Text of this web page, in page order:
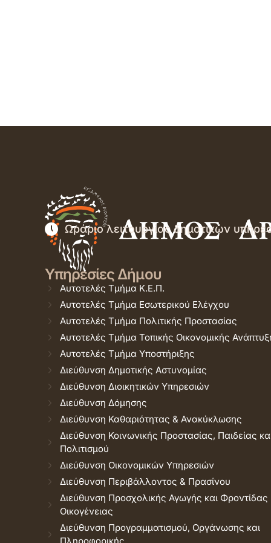
Ωράριο λειτουργίας δημοτικών
Υπηρεσίες Δήμου
Αυτοτελές Τμήμα Κ.Ε.Π.
Αυτοτελές Τμήμα Εσωτερικού Ελέγχου
Αυτοτελές Τμήμα Πολιτικής Προστασίας
Αυτοτελές Τμήμα Τοπικής Οικονομικής
Αυτοτελές Τμήμα Υποστήριξης
Διεύθυνση Δημοτικής Αστυνομίας
Διεύθυνση Διοικητικών Υπηρεσιών
Διεύθυνση Δόμησης
Διεύθυνση Καθαριότητας & Ανακύκλωσης
Διεύθυνση Κοινωνικής Προστασίας, Παιδείας
Πολιτισμού
Διεύθυνση Οικονομικών Υπηρεσιών
Διεύθυνση Περιβάλλοντος & Πρασίνου
Διεύθυνση Προσχολικής Αγωγής και Φροντίδας
Οικογένειας
Διεύθυνση Προγραμματισμού, Οργάνωσης και